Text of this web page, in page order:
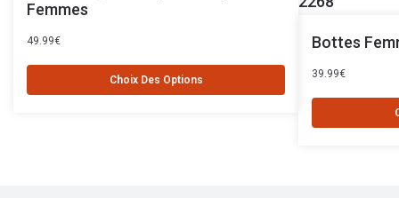
Femmes
49.99€
Choix Des Options
Bottes
39.99€